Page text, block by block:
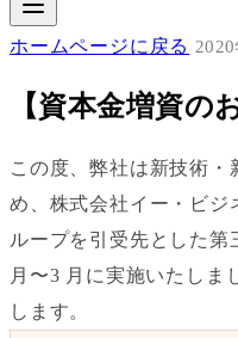
ホームページに戻る
【資本金増資の
この度、弊社は新技術・
め、株式会社イー・ビジ
ループを引受先とした第
月〜3 月に実施いたしま
します。